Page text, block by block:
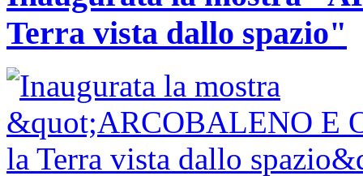
Terra vista dallo spazio"